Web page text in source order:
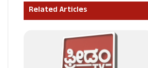
ಫ್ರೀಡಂ ಟಿವಿ ಬಿಗ್ ಇಂಪ್ಯಾಕ್ಟ್:
Related Articles